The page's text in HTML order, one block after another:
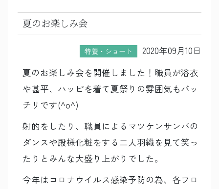
夏のお楽しみ会
特養・ショート
2020年09月10日
夏のお楽しみ会を開催しました！職員が浴衣
や甚平、ハッピを着て夏祭りの雰囲気もバッ
チリです(^o^)
射的をしたり、職員によるマツケンサンバの
ダンスや殿様化粧をする二人羽織を見て笑っ
たりとみんな大盛り上がりでした。
今年はコロナウイルス感染予防の為、各フロ